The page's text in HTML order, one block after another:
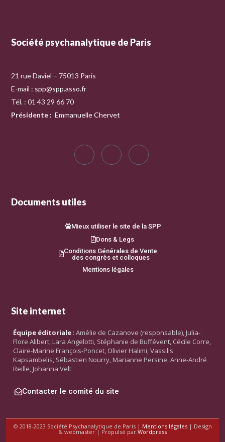
Société psychanalytique de Paris
21 rue Daviel – 75013 Paris
E-mail : spp@spp.asso.fr
Tél. : 01 43 29 66 70
Présidente : Emmanuelle Chervet
Documents utiles
Mieux utiliser le site de la SPP
Dons & Legs
Conditions Générales de Vente
des congrès et colloques
Mentions légales
Site internet
Équipe éditoriale : Amélie de Cazanove (responsable), Julia-
Flore Alibert, Lara Angelotti, Stéphanie de Buffévent, Cécile Corre,
Claire-Marine François-Poncet, Olivier Halimi, Vassilis
Kapsambelis, Sébastien Nourry, Marianne Persine, Anne-André
Reille, Johanna Velt
Contacter le comité du site
© 2018-2023 Société Psychanalytique de Paris | Mentions légales| Design
& webmaster | Propulsé par Wordpress